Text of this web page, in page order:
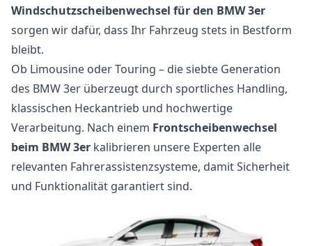
Windschutzscheibenwechsel für den BMW 3er
sorgen wir dafür, dass Ihr Fahrzeug stets in Bestform
bleibt.
Ob Limousine oder Touring – die siebte Generation
des BMW 3er überzeugt durch sportliches Handling,
klassischen Heckantrieb und hochwertige
Verarbeitung. Nach einem Frontscheibenwechsel
beim BMW 3er kalibrieren unsere Experten alle
relevanten Fahrerassistenzsysteme, damit Sicherheit
und Funktionalität garantiert sind.